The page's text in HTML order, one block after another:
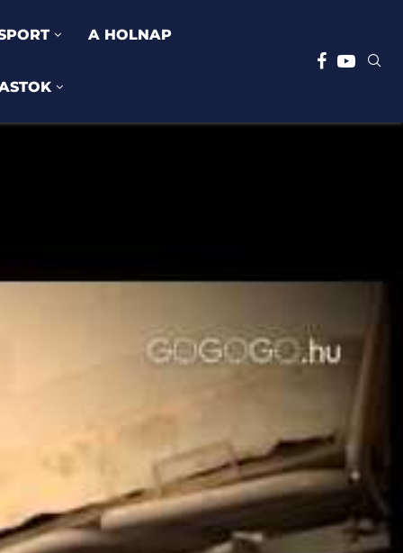
A HOLNAP